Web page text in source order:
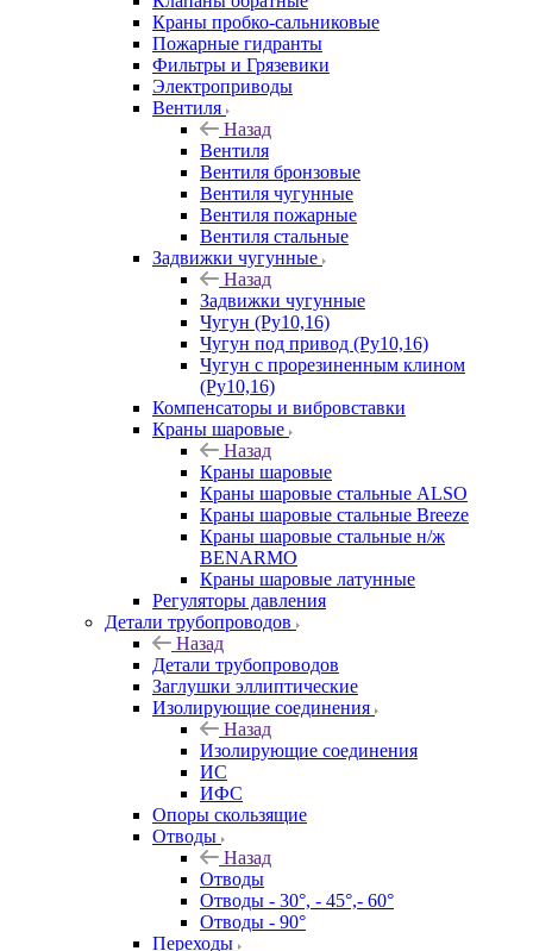
Краны пробко-сальниковые
Пожарные гидранты
Фильтры и Грязевики
Электроприводы
Вентиля
Назад
Вентиля
Вентиля бронзовые
Вентиля чугунные
Вентиля пожарные
Вентиля стальные
Задвижки чугунные
Назад
Задвижки чугунные
Чугун (Ру10,16)
Чугун под привод (Ру10,16)
Чугун с прорезиненным клином
(Ру10,16)
Компенсаторы и вибровставки
Краны шаровые
Назад
Краны шаровые
Краны шаровые стальные ALSO
Краны шаровые стальные Breeze
Краны шаровые стальные н/ж
BENARMO
Краны шаровые латунные
Регуляторы давления
Детали трубопроводов
Назад
Детали трубопроводов
Заглушки эллиптические
Изолирующие соединения
Назад
Изолирующие соединения
ИС
ИФС
Опоры скользящие
Отводы
Назад
Отводы
Отводы - 30°, - 45°,- 60°
Отводы - 90°
Переходы